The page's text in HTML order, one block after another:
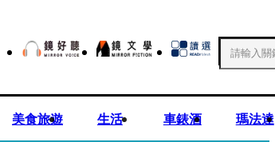
美食旅遊 生活 車錶酒 瑪法達